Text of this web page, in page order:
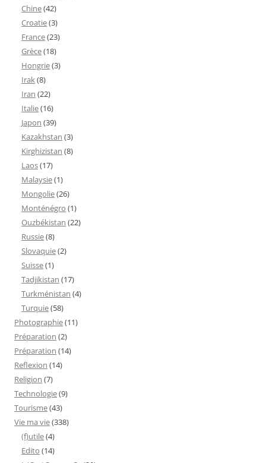
Chine(42)
Croatie(3)
France(23)
Grèce(18)
Hongrie(3)
Irak(8)
Iran (22)
Italie(16)
Japon (39)
Kazakhstan (3)
Kirghizistan (8)
Laos(17)
Malaysie(1)
Mongolie(26)
Monténégro (1)
Ouzbékistan (22)
Russie(8)
Slovaquie(2)
Suisse(1)
Tadjikistan (17)
Turkménistan (4)
Turquie(58)
Photographie(11)
Préparation (2)
Préparation (14)
Reflexion (14)
Religion (7)
Technologie(9)
Tourisme(43)
Vie ma vie(338)
(f)utile(4)
Edito (14)